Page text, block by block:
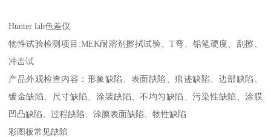
Hunter lab色差仪
物性试验检测项目:MEK耐溶剂擦拭试验、T弯、铅笔硬度、刮擦、
冲击试
产品外观检查内容：形象缺陷、表面缺陷、痕迹缺陷、边部缺陷、
镀金缺陷、尺寸缺陷、涂装缺陷、不均匀缺陷、污染性缺陷、涂膜
凹凸缺陷、过程缺陷、涂膜表面缺陷、物性缺陷
彩图板常见缺陷